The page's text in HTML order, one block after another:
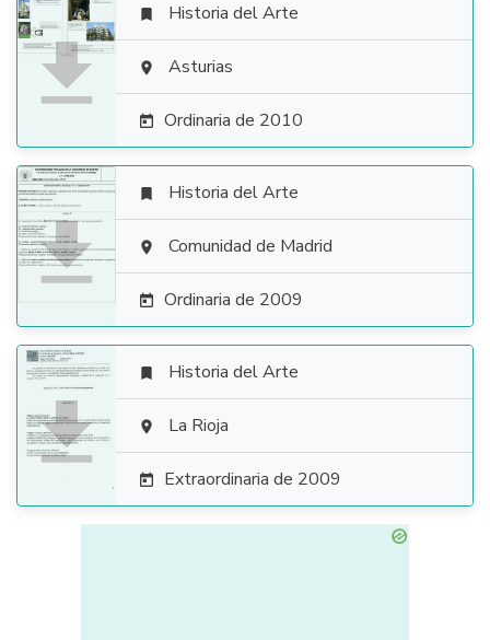

 Historia del Arte
 Asturias
 Ordinaria de 2010

 Historia del Arte
 Comunidad de Madrid
 Ordinaria de 2009

 Historia del Arte
 La Rioja
 Extraordinaria de 2009